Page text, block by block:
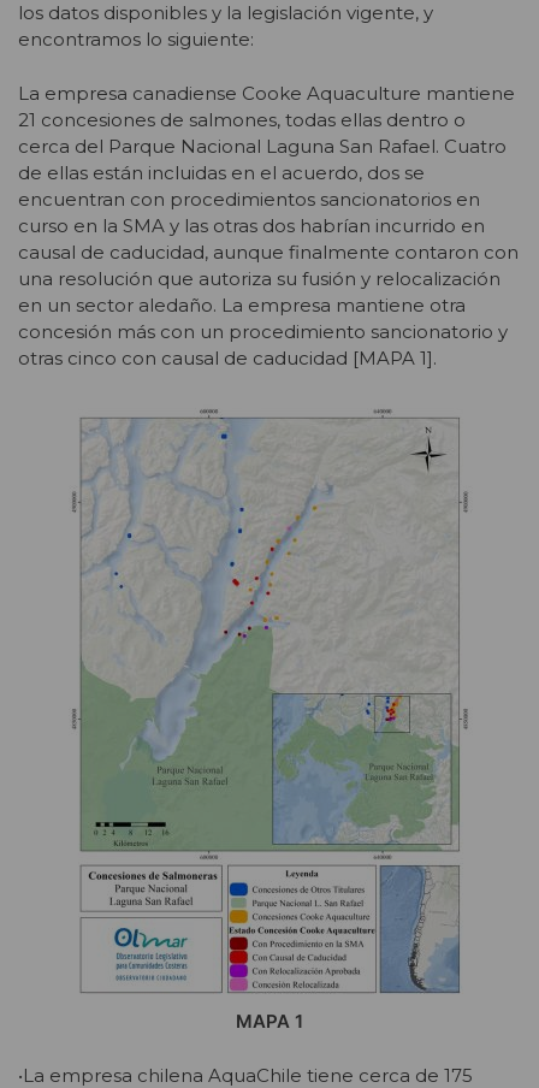
los datos disponibles y la legislación vigente, y
encontramos lo siguiente:
La empresa canadiense Cooke Aquaculture mantiene
21 concesiones de salmones, todas ellas dentro o
cerca del Parque Nacional Laguna San Rafael. Cuatro
de ellas están incluidas en el acuerdo, dos se
encuentran con procedimientos sancionatorios en
curso en la SMA y las otras dos habrían incurrido en
causal de caducidad, aunque finalmente contaron con
una resolución que autoriza su fusión y relocalización
en un sector aledaño. La empresa mantiene otra
concesión más con un procedimiento sancionatorio y
otras cinco con causal de caducidad [MAPA 1].
MAPA 1
•La empresa chilena AquaChile tiene cerca de 175